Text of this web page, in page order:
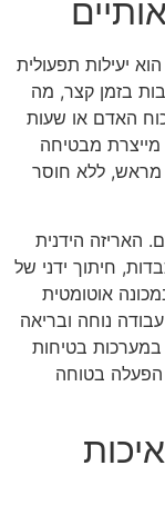
יעילות תפעולית
בזמן קצר, מה
האדם או שעות
מייצרת מבטיחה
מראש, ללא חוסר
האריזה הידנית
חיתוך ידני של
אוטומטית
נוחה ובריאה
במערכות בטיחות
הפעלה בטוחה